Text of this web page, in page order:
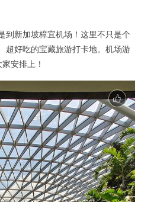
到新加坡樟宜机场！这里不只是个
超好吃的宝藏旅游打卡地。机场游
安排上！